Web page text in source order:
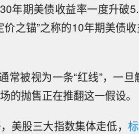
年期美债收益率一度升破
之锚”之称的10年期美债
常被视为一条“红线”，一旦
的抛售正在推翻这一假设。
美股三大指数集体走低，